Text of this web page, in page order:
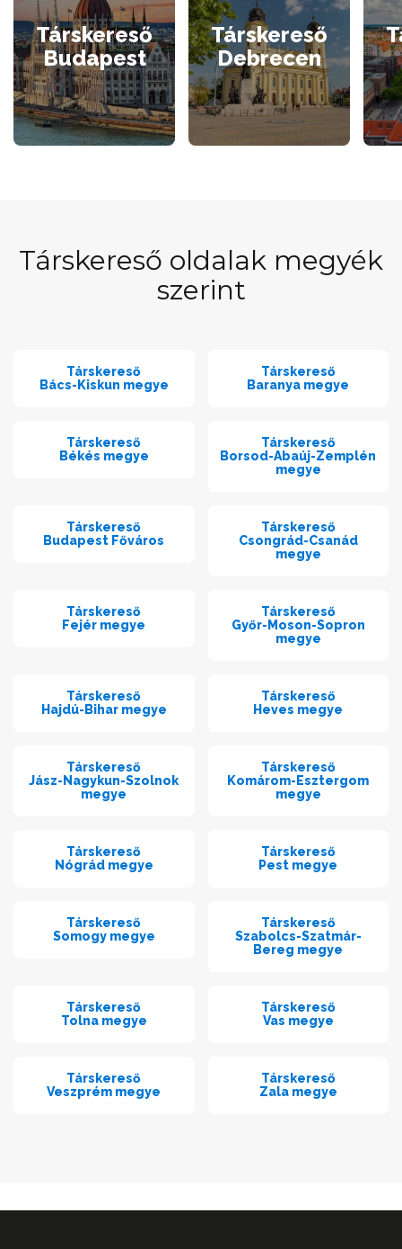
Társkereső
Budapest
Társkereső
Debrecen
Társkereső oldalak megyék
szerint
Társkereső
Bács-Kiskun megye
Társkereső
Baranya megye
Társkereső
Békés megye
Társkereső
Borsod-Abaúj-Zemplén
megye
Társkereső
Budapest Főváros
Társkereső
Csongrád-Csanád
megye
Társkereső
Fejér megye
Társkereső
Győr-Moson-Sopron
megye
Társkereső
Hajdú-Bihar megye
Társkereső
Heves megye
Társkereső
Jász-Nagykun-Szolnok
megye
Társkereső
Komárom-Esztergom
megye
Társkereső
Nógrád megye
Társkereső
Pest megye
Társkereső
Somogy megye
Társkereső
Szabolcs-Szatmár-
Bereg megye
Társkereső
Tolna megye
Társkereső
Vas megye
Társkereső
Veszprém megye
Társkereső
Zala megye